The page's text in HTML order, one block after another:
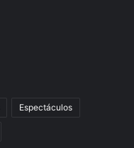
Espectáculos